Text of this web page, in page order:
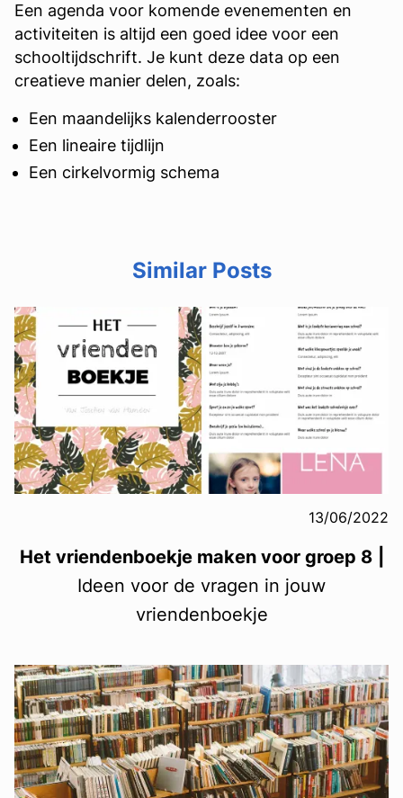
Een agenda voor komende evenementen en
activiteiten is altijd een goed idee voor een
schooltijdschrift. Je kunt deze data op een
creatieve manier delen, zoals:
Een maandelijks kalenderrooster
Een lineaire tijdlijn
Een cirkelvormig schema
Similar Posts
13/06/2022
Het vriendenboekje maken voor groep 8
Ideen voor de vragen in jouw
vriendenboekje